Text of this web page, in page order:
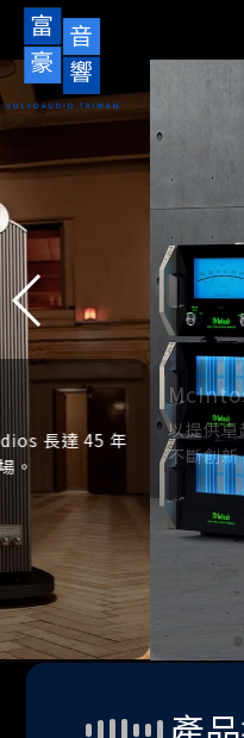
McIntosh成立於1949
以提供卓越的家庭音響系
不斷創新，McIntosh現今
信賴與最成功的高級音響品
色瓦特輸出表早已是全球公